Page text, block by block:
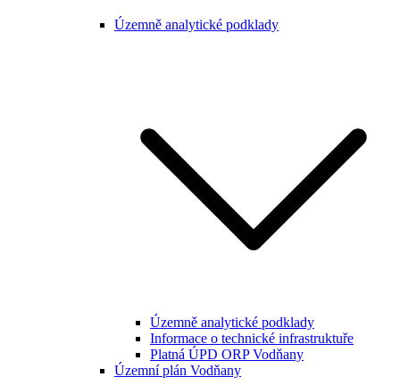
Územně analytické podklady
Územně analytické podklady
Informace o technické infrastruktuře
Platná ÚPD ORP Vodňany
Územní plán Vodňany